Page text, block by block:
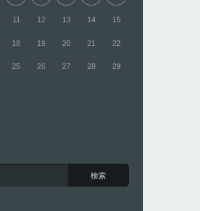
11 12 13 14 15
18 19 20 21 22
25 26 27 28 29